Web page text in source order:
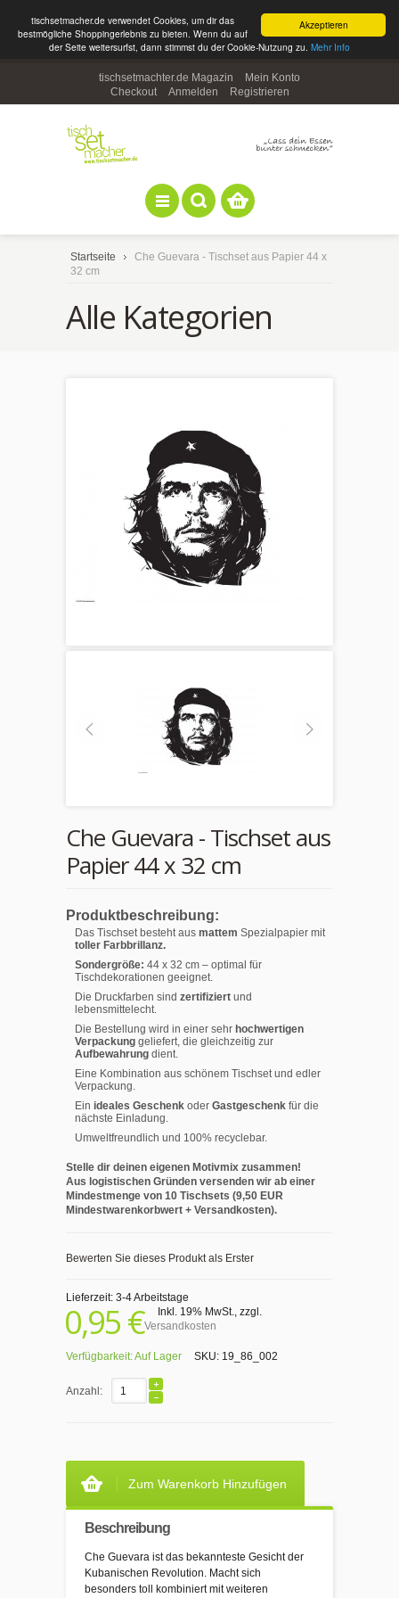
Akzeptieren
tischsetmacher.de verwendet Cookies, um dir das
bestmögliche Shoppingerlebnis zu bieten. Wenn du auf
der Seite weitersurfst, dann stimmst du der Cookie-Nutzung zu. Mehr Info
tischsetmachter.de Magazin
Mein Konto
Checkout
Anmelden Registrieren
Startseite
Che Guevara - Tischset aus Papier 44 x
32 cm
Alle Kategorien
Che Guevara - Tischset aus
Papier 44 x 32 cm
Produktbeschreibung:
Das Tischset besteht aus mattem Spezialpapier mit
toller Farbbrillanz.
Sondergröße: 44 x 32 cm – optimal für
Tischdekorationen geeignet.
Die Druckfarben sind zertifiziert und
lebensmittelecht.
Die Bestellung wird in einer sehr hochwertigen
Verpackung geliefert, die gleichzeitig zur
Aufbewahrung dient.
Eine Kombination aus schönem Tischset und edler
Verpackung.
Ein ideales Geschenk oder Gastgeschenk für die
nächste Einladung.
Umweltfreundlich und 100% recyclebar.
Stelle dir deinen eigenen Motivmix zusammen!
Aus logistischen Gründen versenden wir ab einer
Mindestmenge von 10 Tischsets (9,50 EUR
Mindestwarenkorbwert + Versandkosten).
Bewerten Sie dieses Produkt als Erster
Lieferzeit: 3-4 Arbeitstage
0,95 € Inkl. 19% MwSt., zzgl.
Versandkosten
Verfügbarkeit:Auf Lager SKU: 19_86_002
Anzahl:
Zum Warenkorb Hinzufügen
Beschreibung
Che Guevara ist das bekannteste Gesicht der
Kubanischen Revolution. Macht sich
besonders toll kombiniert mit weiteren